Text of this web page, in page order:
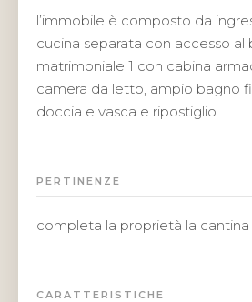
l’immobile è composto da
cucina separata con accesso al
matrimoniale 1 con cabina
camera da letto, ampio bagno
doccia e vasca e ripostiglio
PERTINENZE
completa la proprietà la cantina
CARATTERISTICHE